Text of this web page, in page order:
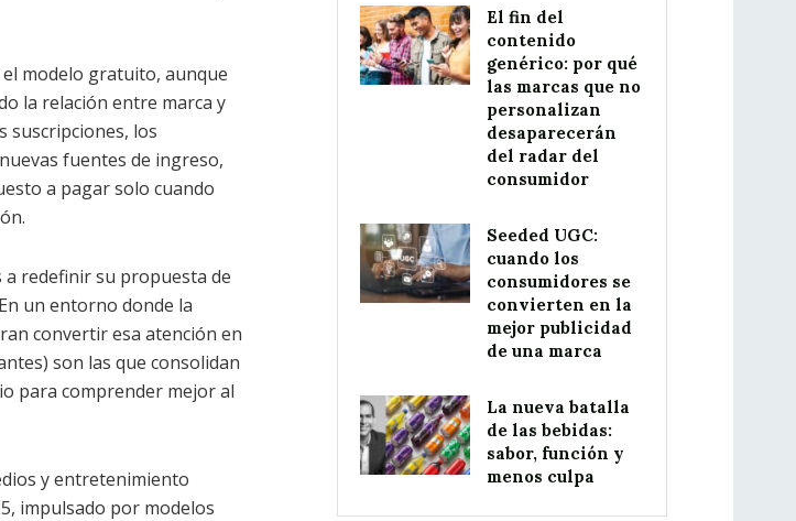
modelo gratuito, aunque
la relación entre marca y
suscripciones, los
fuentes de ingreso,
a pagar solo cuando
redefinir su propuesta de
un entorno donde la
convertir esa atención en
son las que consolidan
para comprender mejor al
y entretenimiento
impulsado por modelos
El fin del
contenido
genérico: por qué
las marcas que no
personalizan
desaparecerán
del radar del
consumidor
Seeded UGC:
cuando los
consumidores se
convierten en la
mejor publicidad
de una marca
La nueva batalla
de las bebidas:
sabor, función y
menos culpa